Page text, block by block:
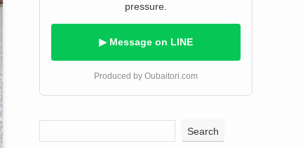
pressure.
▶ Message on LINE
Produced by Oubaitori.com
Search